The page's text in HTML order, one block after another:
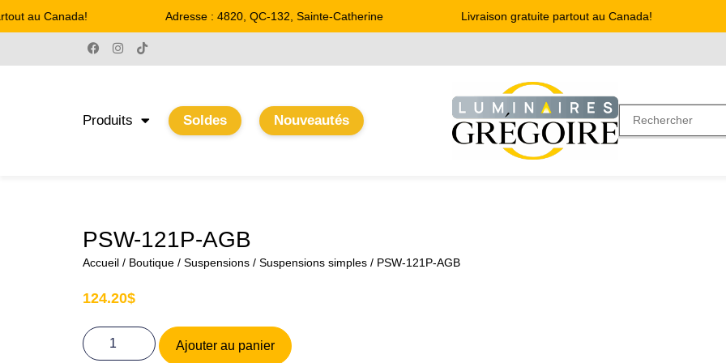
au Canada! Adresse : 4820, QC-132, Sainte-Catherine Livraison gratuite partout au Canada!
Produits Soldes Nouveautés
PSW-121P-AGB
Accueil / Boutique / Suspensions / Suspensions simples / PSW-121P-AGB
124.20$
Ajouter au panier